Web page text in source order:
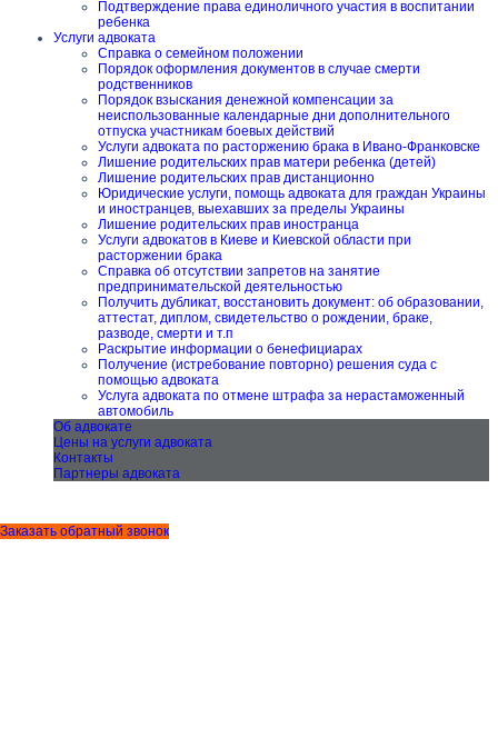
Заказать обратный звонок
Подтверждение права единоличного участия в воспитании
ребенка
Услуги адвоката
Справка о семейном положении
Порядок оформления документов в случае смерти
родственников
Порядок взыскания денежной компенсации за
неиспользованные календарные дни дополнительного
отпуска участникам боевых действий
Услуги адвоката по расторжению брака в Ивано-Франковске
Лишение родительских прав матери ребенка (детей)
Лишение родительских прав дистанционно
Юридические услуги, помощь адвоката для граждан Украины
и иностранцев, выехавших за пределы Украины
Лишение родительских прав иностранца
Услуги адвокатов в Киеве и Киевской области при
расторжении брака
Справка об отсутствии запретов на занятие
предпринимательской деятельностью
Получить дубликат, восстановить документ: об образовании,
аттестат, диплом, свидетельство о рождении, браке,
разводе, смерти и т.п
Раскрытие информации о бенефициарах
Получение (истребование повторно) решения суда с
помощью адвоката
Услуга адвоката по отмене штрафа за нерастаможенный
автомобиль
Об адвокате
Цены на услуги адвоката
Контакты
Партнеры адвоката